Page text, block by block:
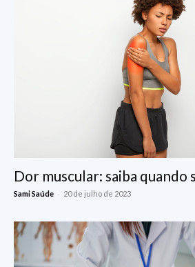
Dor muscular: saiba quando
Sami Saúde - 20 de julho de 2023